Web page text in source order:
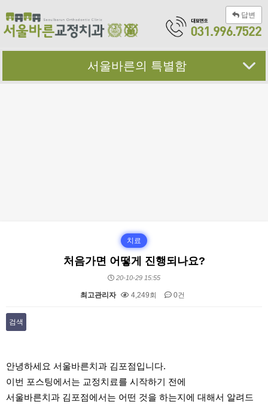
서울바른의 특별함
답변
치료
처음가면 어떻게 진행되나요?
20-10-29 15:55
최고관리자 4,249회 0건
검색
안녕하세요 서울바른치과 김포점입니다.
이번 포스팅에서는 교정치료를 시작하기 전에
서울바른치과 김포점에서는 어떤 것을 하는지에 대해서 알려드